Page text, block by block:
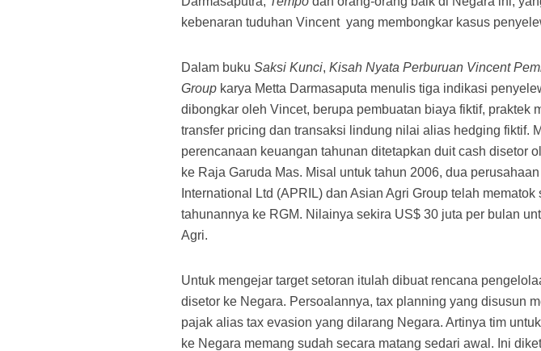
kebenaran tuduhan Vincent yang membongkar kasus
Dalam bukuSaksi Kunci,Kisah Nyata Perburuan Vincent
Group karya Metta Darmasaputa menulis tiga indikasi
dibongkar oleh Vincet, berupa pembuatan biaya fiktif, praktek
transfer pricing dan transaksi lindung nilai alias hedging fiktif.
perencanaan keuangan tahunan ditetapkan duit cash disetor
ke Raja Garuda Mas. Misal untuk tahun 2006, dua
International Ltd (APRIL) dan Asian Agri Group telah
tahunannya ke RGM. Nilainya sekira US$ 30 juta per bulan
Agri.
Untuk mengejar target setoran itulah dibuat rencana
disetor ke Negara. Persoalannya, tax planning yang disusun
pajak alias tax evasion yang dilarang Negara. Artinya tim
ke Negara memang sudah secara matang sedari awal. Ini